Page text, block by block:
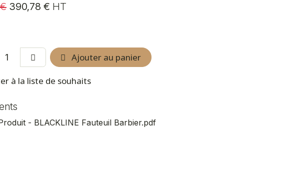
390,78 € HT
Ajouter au panier
à la liste de souhaits
- BLACKLINE Fauteuil Barbier.pdf